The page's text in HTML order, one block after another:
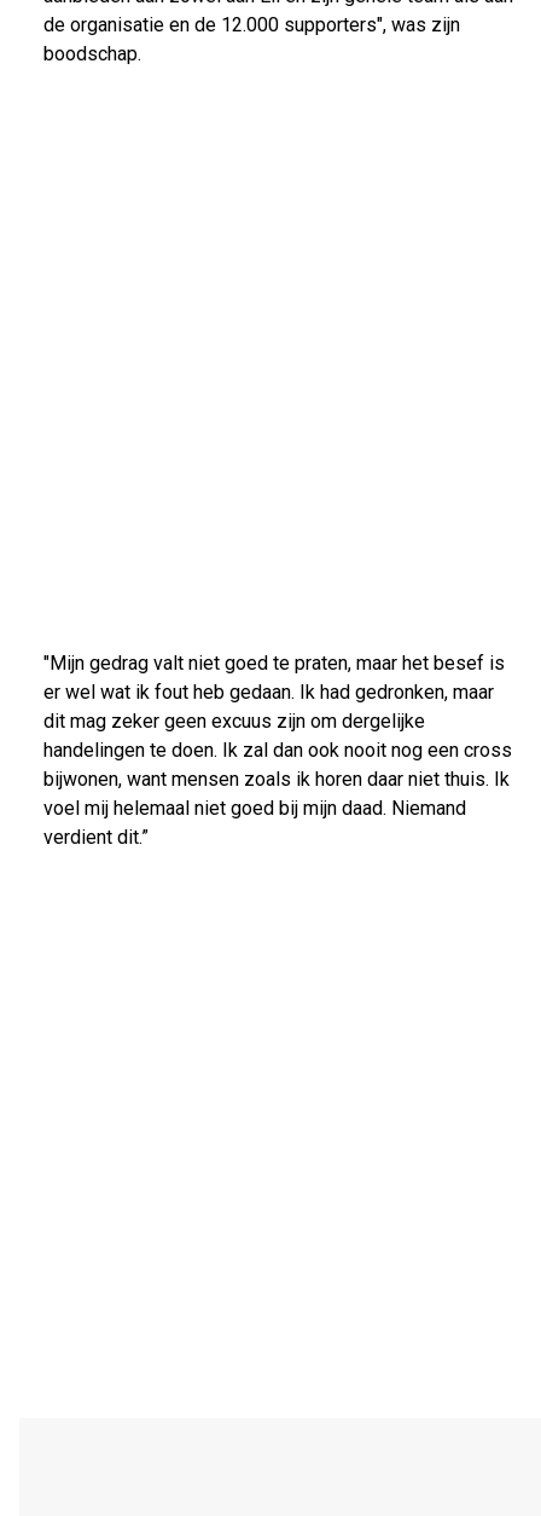
de organisatie en de 12.000 supporters", was zijn
boodschap.
"Mijn gedrag valt niet goed te praten, maar het besef is
er wel wat ik fout heb gedaan. Ik had gedronken, maar
dit mag zeker geen excuus zijn om dergelijke
handelingen te doen. Ik zal dan ook nooit nog een cross
bijwonen, want mensen zoals ik horen daar niet thuis. Ik
voel mij helemaal niet goed bij mijn daad. Niemand
verdient dit.”